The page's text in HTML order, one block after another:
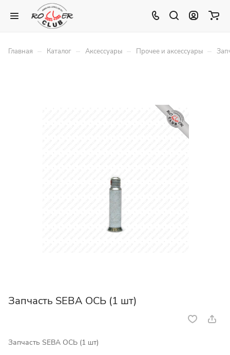
Главная – Каталог – Аксессуары – Прочее и аксессуары –
Запчасть SEBA ОСЬ (1 шт)
Запчасть SEBA ОСЬ (1 шт)